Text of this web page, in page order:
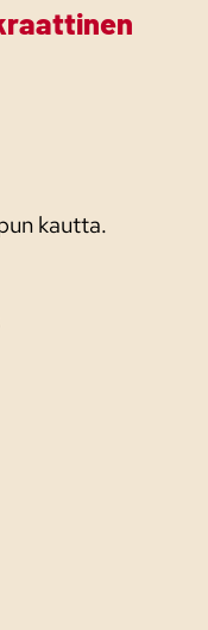
kautta.